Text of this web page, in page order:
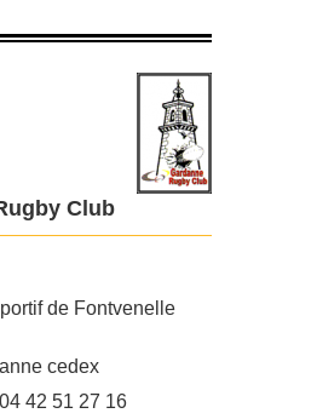
Club
de Fontvenelle
cedex
04 42 51 27 16